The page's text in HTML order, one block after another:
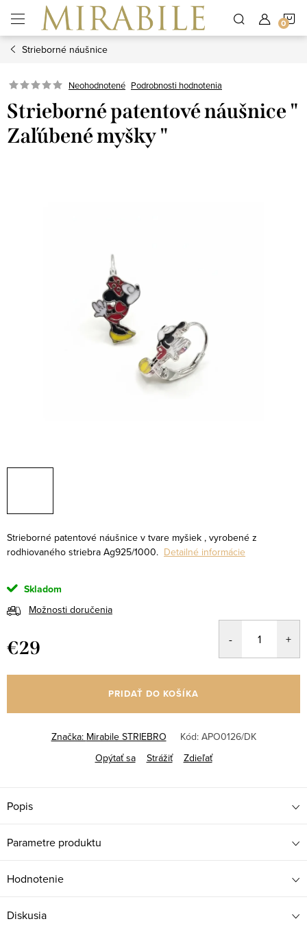
obsah
Strieborné náušnice
Neohodnotené Podrobnosti hodnotenia
Strieborné patentové náušnice "
Zaľúbené myšky "
Strieborné patentové náušnice v tvare myšiek , vyrobené z
rodhiovaného striebra Ag925/1000. Detailné informácie
Skladom
Možnosti doručenia
€29
cena:
PRIDAŤ DO KOŠÍKA
Značka: Mirabile STRIEBRO Kód: APO0126/DK
Opýtať sa
Strážiť Zdieľať
Popis
Parametre produktu
Hodnotenie
Diskusia